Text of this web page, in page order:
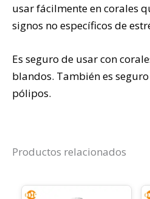
usar fácilmente en corales
signos no específicos de
Es seguro de usar con
blandos. También es
pólipos.
Productos relacionados